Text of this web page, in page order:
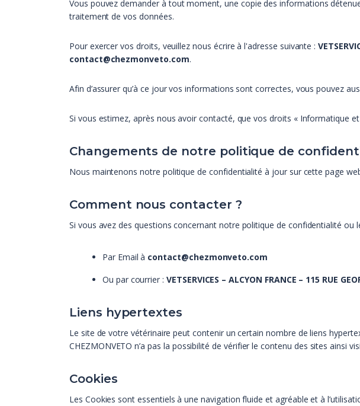
Vous pouvez demander à tout moment, une copie des informations
traitement de vos données.
Pour exercer vos droits, veuillez nous écrire à l'adresse suivante :
contact@chezmonveto.com.
Afin d’assurer qu’à ce jour vos informations sont correctes, vous pouvez
Si vous estimez, après nous avoir contacté, que vos droits « Informatique
Changements de notre politique de
Nous maintenons notre politique de confidentialité à jour sur cette page
Comment nous contacter ?
Si vous avez des questions concernant notre politique de confidentialité
Par Email à contact@chezmonveto.com
Ou par courrier : VETSERVICES – ALCYON FRANCE – 115 RUE
Liens hypertextes
Le site de votre vétérinaire peut contenir un certain nombre de liens
CHEZMONVETO n’a pas la possibilité de vérifier le contenu des sites ainsi
Cookies
Les Cookies sont essentiels à une navigation fluide et agréable et à